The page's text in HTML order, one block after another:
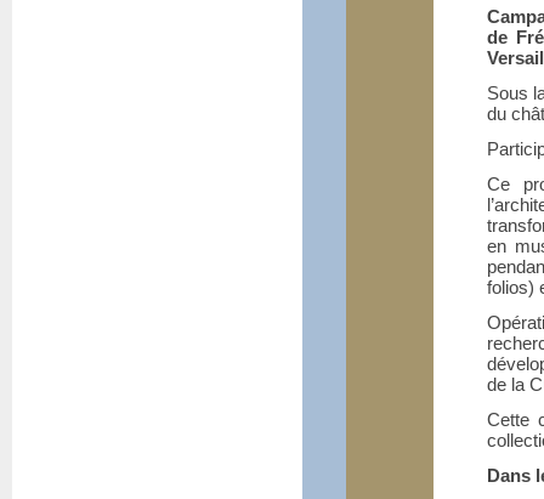
de
Sous
du
Ce
en
folios)
de la
Cette
Dans